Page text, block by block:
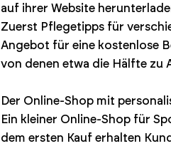
auf ihrer Website
Zuerst Pflegetipps für
Angebot für eine kostenlose
von denen etwa die Hälfte zu
Der Online-Shop mit
Ein kleiner Online-Shop für
dem ersten Kauf erhalten